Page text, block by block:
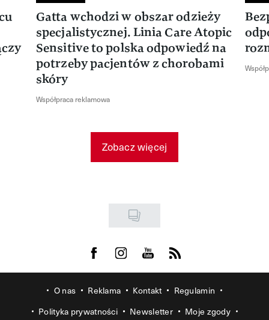
Gatta wchodzi w obszar odzieży
specjalistycznej. Linia Care Atopic
Sensitive to polska odpowiedź na
potrzeby pacjentów z chorobami
skóry
Współpraca reklamowa
Zobacz więcej
Visit us on Facebook
Visit us on Instagram
Visit us on Youtube
Visit us on Rss
O nas Reklama Kontakt
Regulamin
Polityka prywatności
Newsletter Moje zgody